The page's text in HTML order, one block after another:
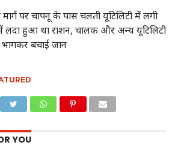
पर चापनू के पास चलती यूटिलिटी में लगी
लदा हुआ था राशन, चालक और अन्य यूटिलिटी
बचाई जान
YOU